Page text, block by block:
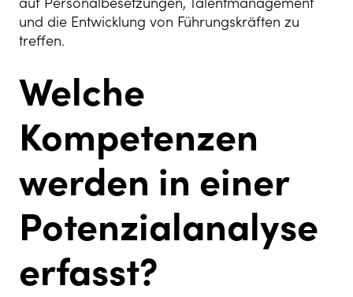
und die Entwicklung von Führungskräften zu
treffen.
Welche
Kompetenzen
werden in einer
Potenzialanalyse
erfasst?